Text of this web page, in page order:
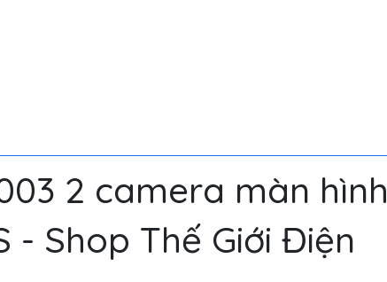
2 camera màn hình
- Shop Thế Giới Điện